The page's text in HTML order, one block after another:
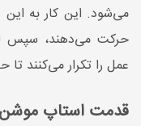
می‌شود. این کار به
حرکت می‌دهند، سپس
عمل را تکرار می‌کنند تا
قدمت استاپ